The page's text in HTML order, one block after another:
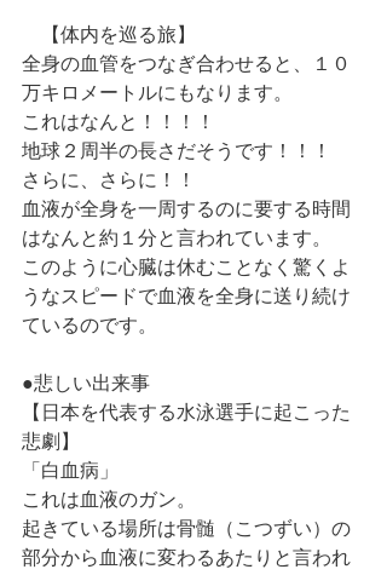
【体内を巡る旅】
全身の血管をつなぎ合わせると、１０
万キロメートルにもなります。
これはなんと！！！！
地球２周半の長さだそうです！！！
さらに、さらに！！
血液が全身を一周するのに要する時間
はなんと約１分と言われています。
このように心臓は休むことなく驚くよ
うなスピードで血液を全身に送り続け
ているのです。
●悲しい出来事
【日本を代表する水泳選手に起こった
悲劇】
「白血病」
これは血液のガン。
起きている場所は骨髄（こつずい）の
部分から血液に変わるあたりと言われ